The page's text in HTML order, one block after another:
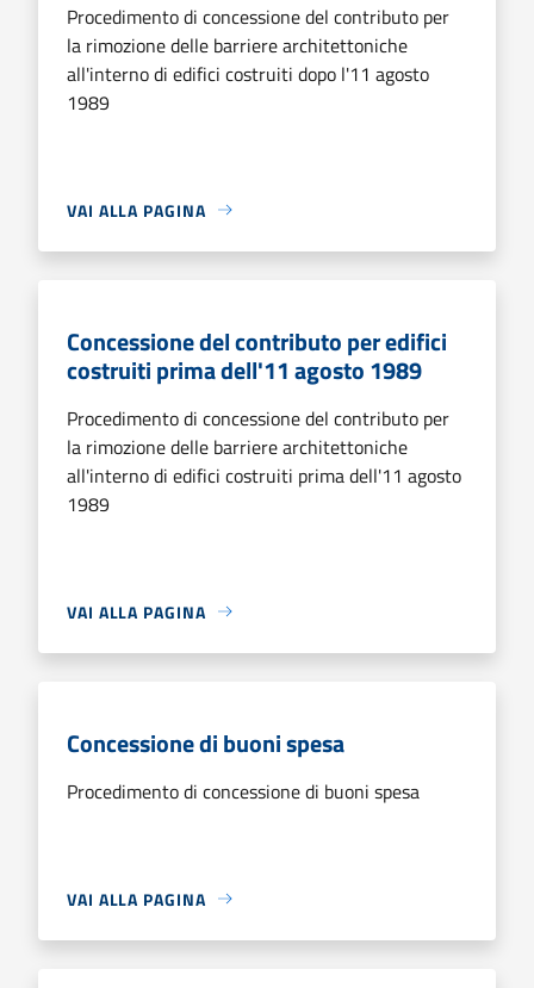
Procedimento di concessione del contributo per
la rimozione delle barriere architettoniche
all'interno di edifici costruiti dopo l'11 agosto
1989
VAI ALLA PAGINA
Concessione del contributo per edifici
costruiti prima dell'11 agosto 1989
Procedimento di concessione del contributo per
la rimozione delle barriere architettoniche
all'interno di edifici costruiti prima dell'11 agosto
1989
VAI ALLA PAGINA
Concessione di buoni spesa
Procedimento di concessione di buoni spesa
VAI ALLA PAGINA